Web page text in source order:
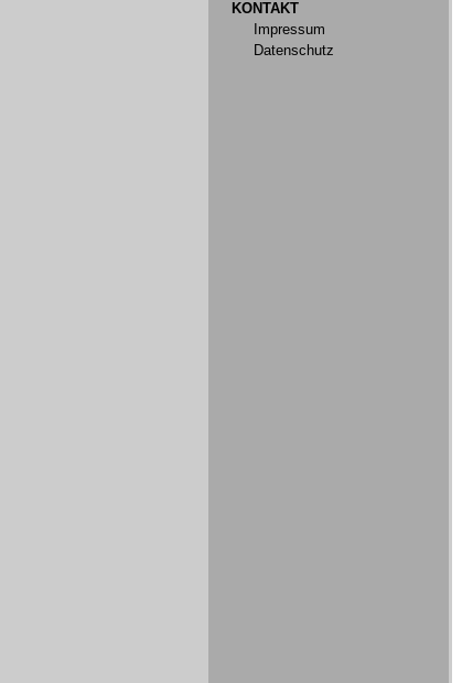
KONTAKT
Impressum
Datenschutz